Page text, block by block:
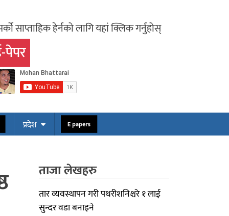
साप्ताहिक हेर्नको लागि यहां क्लिक गर्नुहोस्
पेपर
प्रदेश E papers
ताजा लेखहरु
तार व्यवस्थापन गरी पथरीशनिश्चरे १ लाई
सुन्दर वडा बनाइने